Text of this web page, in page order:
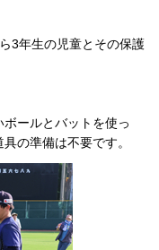
3年生の児童とその保護
ールとバットを使っ
の準備は不要です。